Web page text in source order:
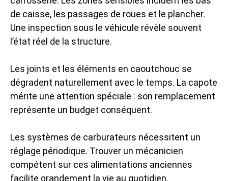
de caisse, les passages de roues et le plancher.
Une inspection sous le véhicule révèle souvent
l’état réel de la structure.
Les joints et les éléments en caoutchouc se
dégradent naturellement avec le temps. La capote
mérite une attention spéciale : son remplacement
représente un budget conséquent.
Les systèmes de carburateurs nécessitent un
réglage périodique. Trouver un mécanicien
compétent sur ces alimentations anciennes
facilite grandement la vie au quotidien.